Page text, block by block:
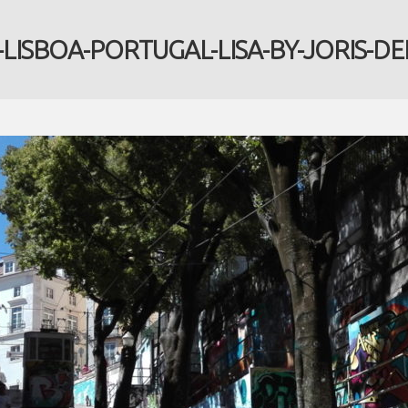
PORTUGAL-LISA-BY-JORIS-